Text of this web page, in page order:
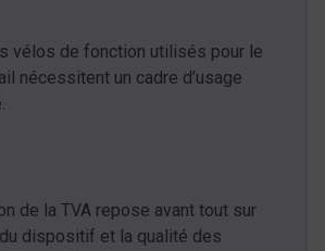
vélos de fonction utilisés pour le
nécessitent un cadre d’usage
de la TVA repose avant tout sur
dispositif et la qualité des